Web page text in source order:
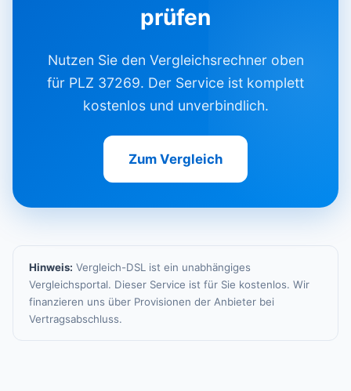
prüfen
Nutzen Sie den Vergleichsrechner oben
für PLZ 37269. Der Service ist komplett
kostenlos und unverbindlich.
Zum Vergleich
Hinweis: Vergleich-DSL ist ein unabhängiges
Vergleichsportal. Dieser Service ist für Sie kostenlos. Wir
finanzieren uns über Provisionen der Anbieter bei
Vertragsabschluss.